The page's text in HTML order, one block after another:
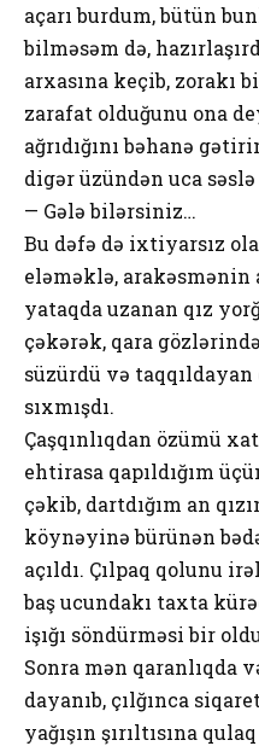
açarı burdum, bütün
bilməsəm də,
arxasına keçib, zorakı
zarafat olduğunu ona
ağrıdığını bəhanə
digər üzündən uca
— Gələ bilərsiniz…
Bu dəfə də ixtiyarsız
eləməklə, arakəsmənin
yataqda uzanan qız
çəkərək, qara
süzürdü və
sıxmışdı.
Çaşqınlıqdan özümü
ehtirasa qapıldığım
çəkib, dartdığım an
köynəyinə bürünən
açıldı. Çılpaq qolunu
baş ucundakı taxta
işığı söndürməsi bir
Sonra mən qaranlıqda
dayanıb, çılğınca
yağışın şırıltısına